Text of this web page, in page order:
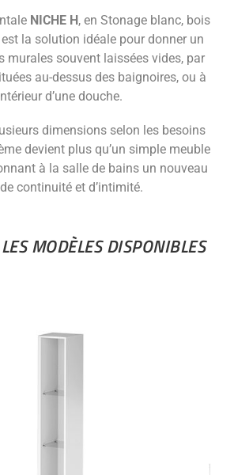
NICHE H, en Stonage blanc, bois
la solution idéale pour donner un
murales souvent laissées vides, par
au-dessus des baignoires, ou à
d’une douche.
dimensions selon les besoins
devient plus qu’un simple meuble
à la salle de bains un nouveau
continuité et d’intimité.
MODÈLES DISPONIBLES